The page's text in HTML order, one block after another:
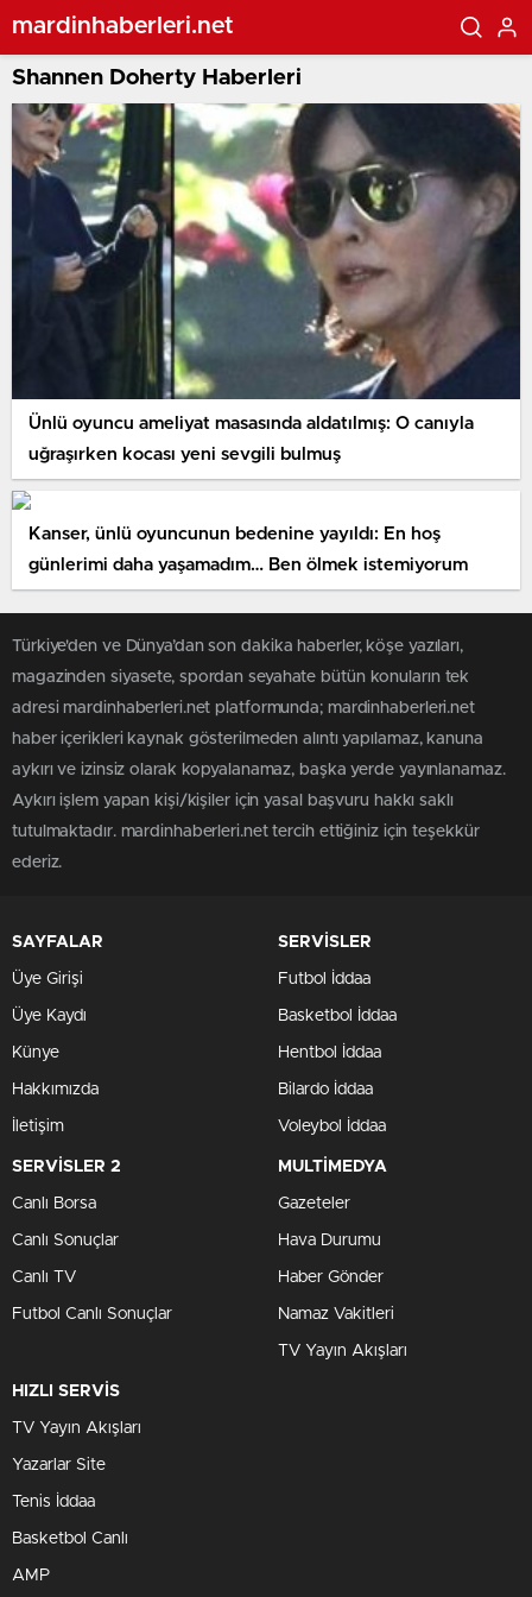
mardinhaberleri.net
Shannen Doherty Haberleri
Ünlü oyuncu ameliyat masasında aldatılmış: O canıyla
uğraşırken kocası yeni sevgili bulmuş
Kanser, ünlü oyuncunun bedenine yayıldı: En hoş
günlerimi daha yaşamadım… Ben ölmek istemiyorum
Türkiye'den ve Dünya’dan son dakika haberler, köşe yazıları,
magazinden siyasete, spordan seyahate bütün konuların tek
adresi mardinhaberleri.net platformunda; mardinhaberleri.net
haber içerikleri kaynak gösterilmeden alıntı yapılamaz, kanuna
aykırı ve izinsiz olarak kopyalanamaz, başka yerde yayınlanamaz.
Aykırı işlem yapan kişi/kişiler için yasal başvuru hakkı saklı
tutulmaktadır. mardinhaberleri.net tercih ettiğiniz için teşekkür
ederiz.
SAYFALAR
Üye Girişi
Üye Kaydı
Künye
Hakkımızda
İletişim
SERVİSLER
Futbol İddaa
Basketbol İddaa
Hentbol İddaa
Bilardo İddaa
Voleybol İddaa
SERVİSLER 2
Canlı Borsa
Canlı Sonuçlar
Canlı TV
Futbol Canlı Sonuçlar
MULTİMEDYA
Gazeteler
Hava Durumu
Haber Gönder
Namaz Vakitleri
TV Yayın Akışları
HIZLI SERVİS
TV Yayın Akışları
Yazarlar Site
Tenis İddaa
Basketbol Canlı
AMP